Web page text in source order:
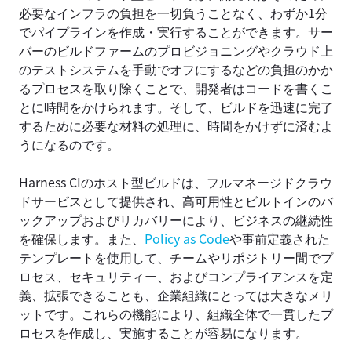
必要なインフラの負担を一切負うことなく、わずか1分
でパイプラインを作成・実行することができます。サー
バーのビルドファームのプロビジョニングやクラウド上
のテストシステムを手動でオフにするなどの負担のかか
るプロセスを取り除くことで、開発者はコードを書くこ
とに時間をかけられます。そして、ビルドを迅速に完了
するために必要な材料の処理に、時間をかけずに済むよ
うになるのです。
Harness CIのホスト型ビルドは、フルマネージドクラウ
ドサービスとして提供され、高可用性とビルトインのバ
ックアップおよびリカバリーにより、ビジネスの継続性
を確保します。また、 Policy as Codeや事前定義された
テンプレートを使用して、チームやリポジトリー間でプ
ロセス、セキュリティー、およびコンプライアンスを定
義、拡張できることも、企業組織にとっては大きなメリ
ットです。これらの機能により、組織全体で一貫したプ
ロセスを作成し、実施することが容易になります。